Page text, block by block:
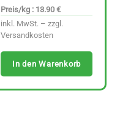
Preis/kg : 13.90 €
inkl. MwSt. – zzgl.
Versandkosten
In den Warenkorb